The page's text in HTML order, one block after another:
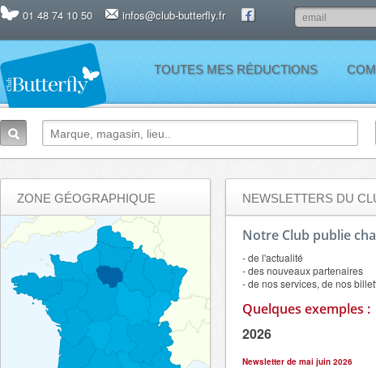
01 48 74 10 50 infos@club-butterfly.fr
TOUTES MES RÉDUCTIONS
NEWSLETTERS DU
Notre Club publie
- de l'actualité
- des nouveaux partenaires
- de nos services, de nos
Quelques exemples :
2026
Newsletter de mai juin 2026
ZONE GÉOGRAPHIQUE